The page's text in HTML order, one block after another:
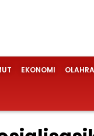
EKONOMI